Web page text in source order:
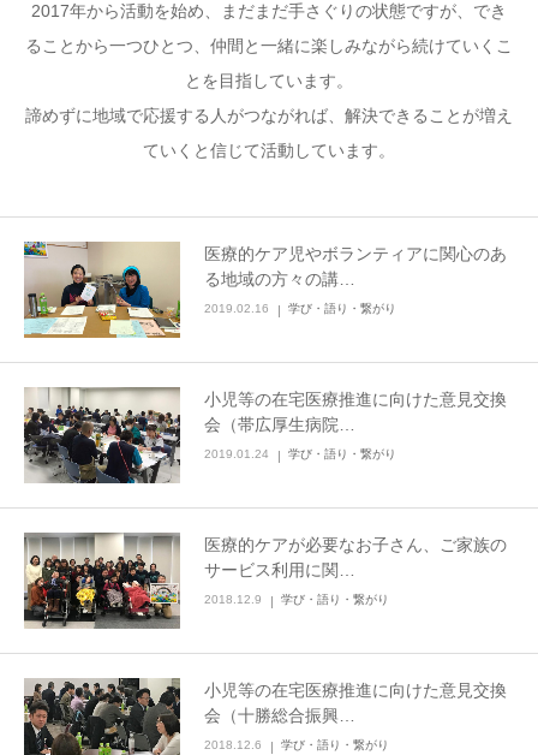
2017年から活動を始め、まだまだ手さぐりの状態ですが、でき
ることから一つひとつ、仲間と一緒に楽しみながら続けていくこ
とを目指しています。
諦めずに地域で応援する人がつながれば、解決できることが増え
ていくと信じて活動しています。
医療的ケア児やボランティアに関心のあ
る地域の方々の講…
2019.02.16 学び・語り・繋がり
小児等の在宅医療推進に向けた意見交換
会（帯広厚生病院…
2019.01.24 学び・語り・繋がり
医療的ケアが必要なお子さん、ご家族の
サービス利用に関…
2018.12.9 学び・語り・繋がり
小児等の在宅医療推進に向けた意見交換
会（十勝総合振興…
2018.12.6 学び・語り・繋がり